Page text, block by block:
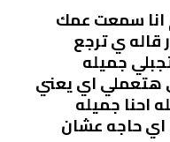
انا سمعت عمك
قاله ي ترجع
جميله
هتعملي اي يعني
احنا جميله
حاجه عشان